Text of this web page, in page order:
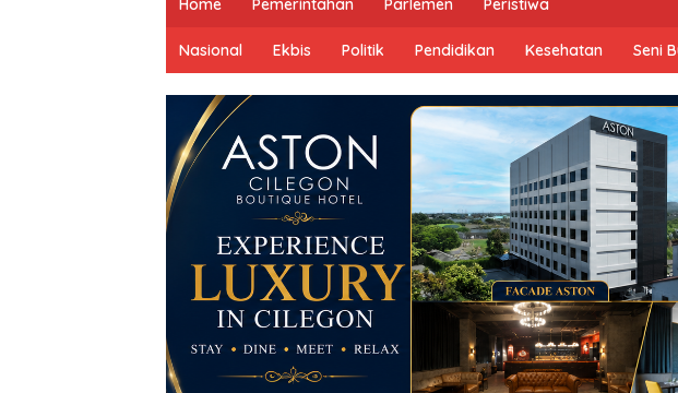
Home Pemerintahan Parlemen Peristiwa
Nasional Ekbis Politik Pendidikan Kesehatan Seni